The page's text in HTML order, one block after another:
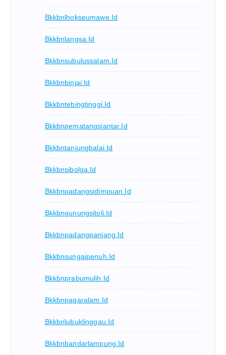
Bkkbnlhokseumawe.id
Bkkbnlangsa.id
Bkkbnsubulussalam.id
Bkkbnbinjai.id
Bkkbntebingtinggi.id
Bkkbnpematangsiantar.id
Bkkbntanjungbalai.id
Bkkbnsibolga.id
Bkkbnpadangsidimpuan.id
Bkkbngunungsitoli.id
Bkkbnpadangpanjang.id
Bkkbnsungaipenuh.id
Bkkbnprabumulih.id
Bkkbnpagaralam.id
Bkkbnlubuklinggau.id
Bkkbnbandarlampung.id